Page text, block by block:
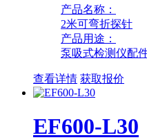
产品名称：
2米可弯折探针
产品用途：
泵吸式检测仪配
查看详情 获取报价
EF600-L30